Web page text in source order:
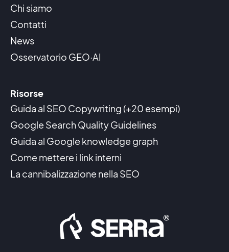
Chi siamo
Contatti
News
Osservatorio GEO·AI
Risorse
Guida al SEO Copywriting (+20 esempi)
Google Search Quality Guidelines
Guida al Google knowledge graph
Come mettere i link interni
La cannibalizzazione nella SEO